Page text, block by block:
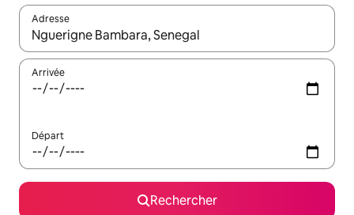
Adresse
Lorsque les résultats s'affichent, utilisez les flèches vers le
Arrivée
Départ
Rechercher